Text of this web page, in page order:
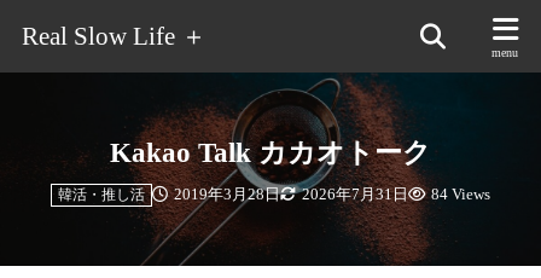
Real Slow Life ＋
Kakao Talk カカオトーク
2019年3月28日 2026年7月31日
韓活・推し活 84 Views